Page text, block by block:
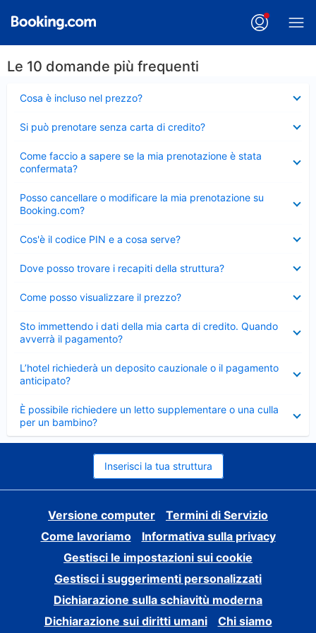
Le 10 domande più frequenti
Cosa è incluso nel prezzo?
chiuso
Si può prenotare senza carta di credito?
chiuso
Come faccio a sapere se la mia prenotazione è stata
confermata?
chiuso
Posso cancellare o modificare la mia prenotazione su
Booking.com?
chiuso
Cos'è il codice PIN e a cosa serve?
chiuso
Dove posso trovare i recapiti della struttura?
chiuso
Come posso visualizzare il prezzo?
chiuso
Sto immettendo i dati della mia carta di credito. Quando
avverrà il pagamento?
chiuso
L’hotel richiederà un deposito cauzionale o il pagamento
anticipato?
chiuso
È possibile richiedere un letto supplementare o una culla
per un bambino?
Elemento
chiuso
Inserisci la tua struttura
Versione computer
Termini di Servizio
Come lavoriamo
Informativa sulla privacy
Gestisci le impostazioni sui cookie
Gestisci i suggerimenti personalizzati
Dichiarazione sulla schiavitù moderna
Dichiarazione sui diritti umani
Chi siamo